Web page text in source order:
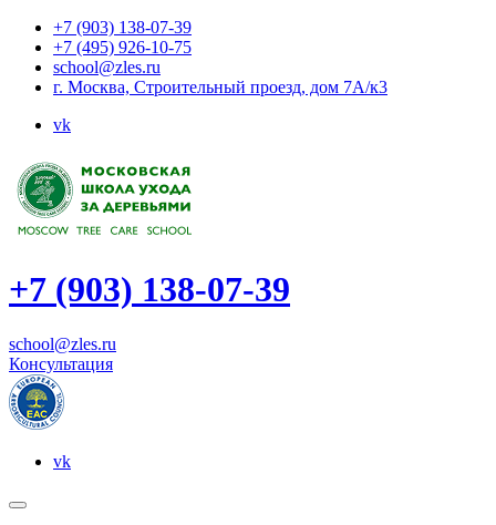
+7 (903) 138-07-39
+7 (495) 926-10-75
school@zles.ru
г. Москва, Строительный проезд, дом 7А/к3
vk
+7 (903) 138-07-39
school@zles.ru
Консультация
vk